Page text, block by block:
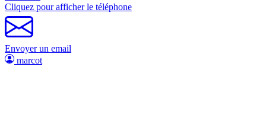
Cliquez pour afficher le téléphone
Envoyer un email
marcot